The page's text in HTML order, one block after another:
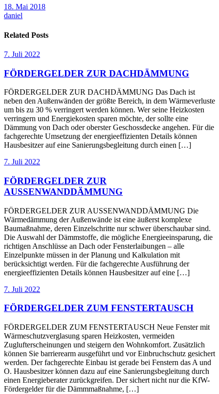
18. Mai 2018
daniel
Related Posts
7. Juli 2022
FÖRDERGELDER ZUR DACHDÄMMUNG
FÖRDERGELDER ZUR DACHDÄMMUNG Das Dach ist
neben den Außenwänden der größte Bereich, in dem Wärmeverluste
um bis zu 30 % verringert werden können. Wer seine Heizkosten
verringern und Energiekosten sparen möchte, der sollte eine
Dämmung von Dach oder oberster Geschossdecke angehen. Für die
fachgerechte Umsetzung der energieeffizienten Details können
Hausbesitzer auf eine Sanierungsbegleitung durch einen […]
7. Juli 2022
FÖRDERGELDER ZUR
AUSSENWANDDÄMMUNG
FÖRDERGELDER ZUR AUSSENWANDDÄMMUNG Die
Wärmedämmung der Außenwände ist eine äußerst komplexe
Baumaßnahme, deren Einzelschritte nur schwer überschaubar sind.
Die Auswahl der Dämmstoffe, die mögliche Energieeinsparung, die
richtigen Anschlüsse an Dach oder Fensterlaibungen – alle
Einzelpunkte müssen in der Planung und Kalkulation mit
berücksichtigt werden. Für die fachgerechte Ausführung der
energieeffizienten Details können Hausbesitzer auf eine […]
7. Juli 2022
FÖRDERGELDER ZUM FENSTERTAUSCH
FÖRDERGELDER ZUM FENSTERTAUSCH Neue Fenster mit
Wärmeschutzverglasung sparen Heizkosten, vermeiden
Zuglufterscheinungen und steigern den Wohnkomfort. Zusätzlich
können Sie barrierearm ausgeführt und vor Einbruchschutz gesichert
werden. Der fachgerechte Einbau ist gerade bei Fenstern das A und
O. Hausbesitzer können dazu auf eine Sanierungsbegleitung durch
einen Energieberater zurückgreifen. Der sichert nicht nur die KfW-
Fördergelder für die Dämmmaßnahme, […]